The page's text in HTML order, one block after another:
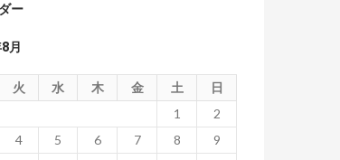
ー
月
火 水 木 金 土
日
1
2
4 5 6 7 8
9